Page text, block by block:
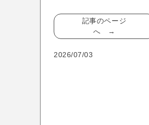
記事のページ
へ →
2026/07/03